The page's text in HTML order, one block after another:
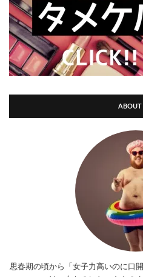
ABOUT
思春期の頃から「女子力高いのに口